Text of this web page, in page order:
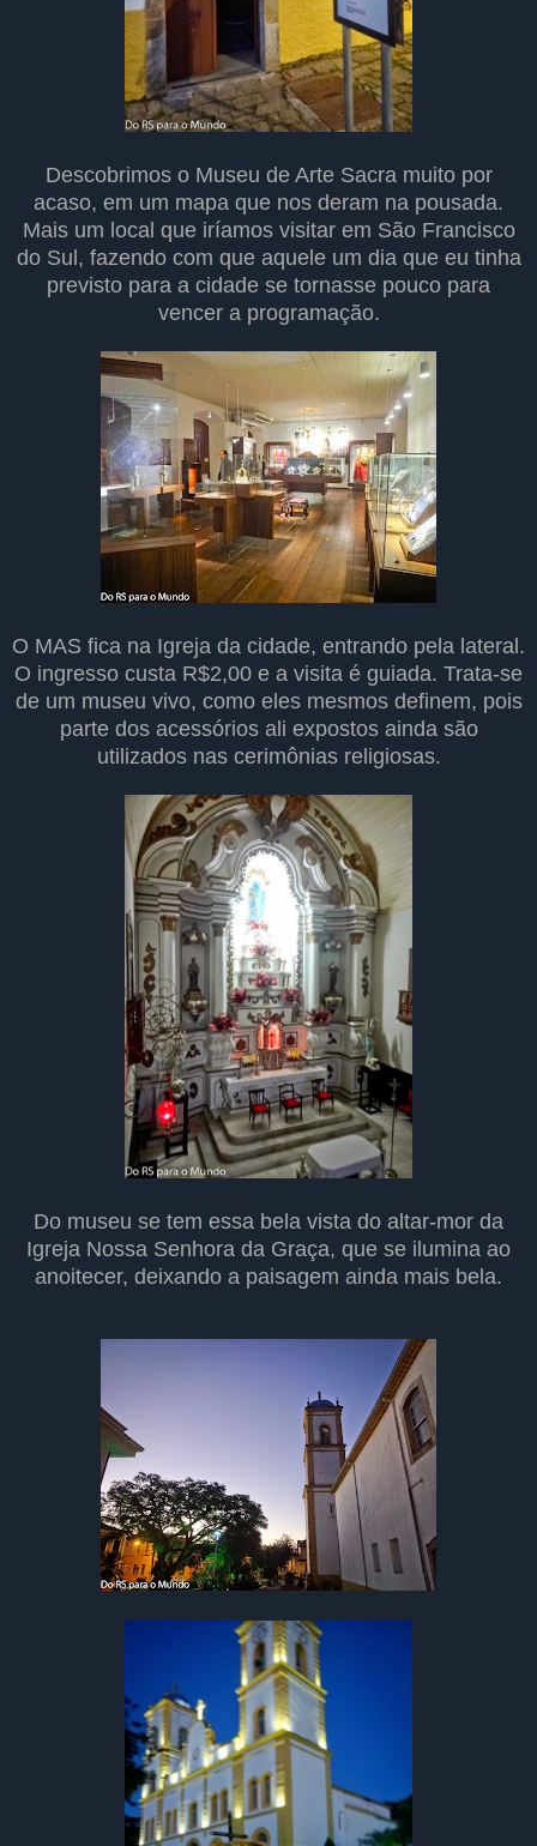
Descobrimos o Museu de Arte Sacra muito por
acaso, em um mapa que nos deram na pousada.
Mais um local que iríamos visitar em São Francisco
do Sul, fazendo com que aquele um dia que eu tinha
previsto para a cidade se tornasse pouco para
vencer a programação.
O MAS fica na Igreja da cidade, entrando pela lateral.
O ingresso custa R$2,00 e a visita é guiada. Trata-se
de um museu vivo, como eles mesmos definem, pois
parte dos acessórios ali expostos ainda são
utilizados nas cerimônias religiosas.
Do museu se tem essa bela vista do altar-mor da
Igreja Nossa Senhora da Graça, que se ilumina ao
anoitecer, deixando a paisagem ainda mais bela.